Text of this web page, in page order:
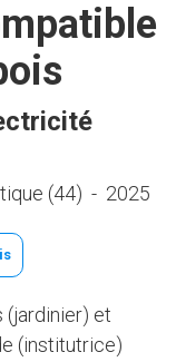
(44) - 2025
(jardinier) et
(institutrice)